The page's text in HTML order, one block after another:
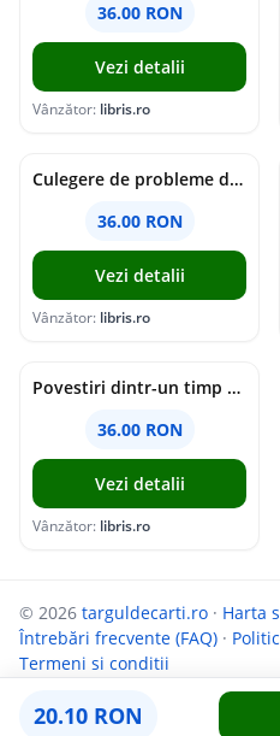
20.10 RON
36.00 RON
Vezi detalii
Vânzător: libris.ro
Culegere de probleme de matematica - Clasa 5 - Ioana Monalisa Manea, Cristina Neagoe
36.00 RON
Vezi detalii
Vânzător: libris.ro
Povestiri dintr-un timp suspendat - Simona Mihutiu
36.00 RON
Vezi detalii
Vânzător: libris.ro
© 2026 targuldecarti.ro · Harta
Întrebări frecvente (FAQ) ·
Termeni si conditii
Parteneri:InfoCompanii.ro